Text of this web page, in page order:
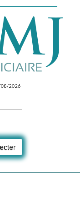
08/2026